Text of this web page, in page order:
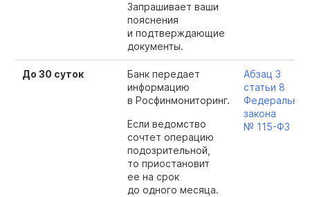
Запрашивает ваши
пояснения
и подтверждающие
документы.
До 30 суток
Банк передает
информацию
в Росфинмониторинг.
Если ведомство
сочтет операцию
подозрительной,
то приостановит
ее на срок
до одного месяца.
Абзац 3
статьи 8
закона
№ 115-ФЗ